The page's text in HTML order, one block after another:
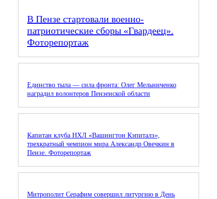
В Пензе стартовали военно-
патриотические сборы «Гвардеец».
Фоторепортаж
Единство тыла — сила фронта: Олег Мельниченко
наградил волонтеров Пензенской области
Капитан клуба НХЛ «Вашингтон Кэпиталз»,
трехкратный чемпион мира Александр Овечкин в
Пензе. Фоторепортаж
Митрополит Серафим совершил литургию в День